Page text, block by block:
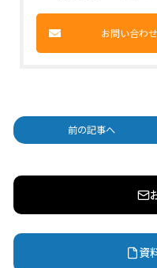
お問い合わ
前の記事へ
資